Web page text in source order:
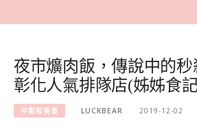
夜市爌肉飯，傳說中的秒
彰化人氣排隊店(姊姊食
中彰投美食 LUCKBEAR 2019-12-02